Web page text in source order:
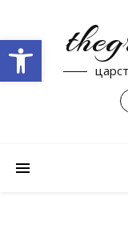
Open toolbar